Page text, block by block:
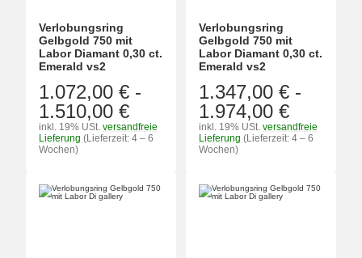
Verlobungsring
Gelbgold 750 mit
Labor Diamant 0,30 ct.
Emerald vs2
1.072,00 € -
1.510,00 €
inkl. 19% USt. versandfreie
Lieferung (Lieferzeit: 4 – 6
Wochen)
Verlobungsring
Gelbgold 750 mit
Labor Diamant 0,30 ct.
Emerald vs2
1.347,00 € -
1.974,00 €
inkl. 19% USt. versandfreie
Lieferung (Lieferzeit: 4 – 6
Wochen)